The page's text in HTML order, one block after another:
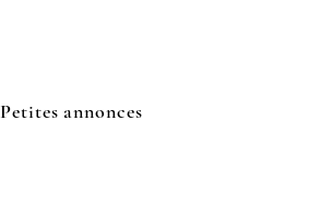
Petites annonces